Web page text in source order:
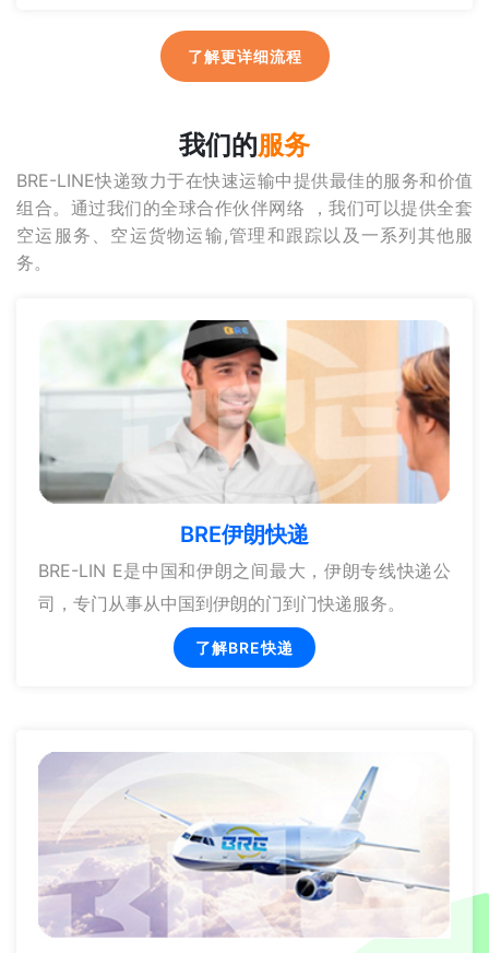
了解更详细流程
我们的服务
BRE-LINE快递致力于在快速运输中提供最佳的服务和价值
组合。通过我们的全球合作伙伴网络 ，我们可以提供全套
空运服务、空运货物运输,管理和跟踪以及一系列其他服
务。
BRE伊朗快递
BRE-LIN E是中国和伊朗之间最大，伊朗专线快递公
司，专门从事从中国到伊朗的门到门快递服务。
了解BRE快递